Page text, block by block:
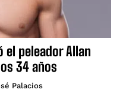
el peleador Allan
34 años
Palacios